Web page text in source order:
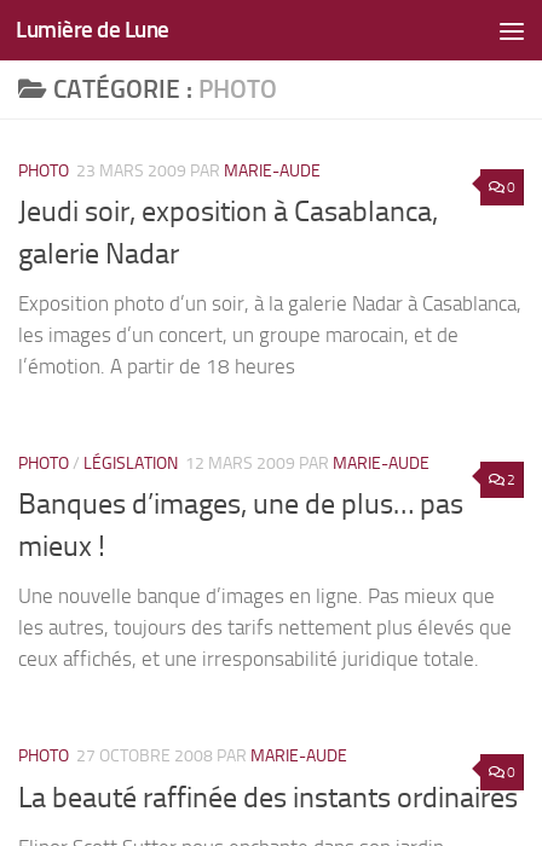
Skip to content
Lumière de Lune
CATÉGORIE : PHOTO
0
PHOTO 23 MARS 2009 PAR MARIE-AUDE
Jeudi soir, exposition à Casablanca,
galerie Nadar
Exposition photo d’un soir, à la galerie Nadar à Casablanca,
les images d’un concert, un groupe marocain, et de
l’émotion. A partir de 18 heures
2
PHOTO/ LÉGISLATION 12 MARS 2009 PAR MARIE-AUDE
Banques d’images, une de plus… pas
mieux !
Une nouvelle banque d’images en ligne. Pas mieux que
les autres, toujours des tarifs nettement plus élevés que
ceux affichés, et une irresponsabilité juridique totale.
0
PHOTO 27 OCTOBRE 2008 PAR MARIE-AUDE
La beauté raffinée des instants ordinaires